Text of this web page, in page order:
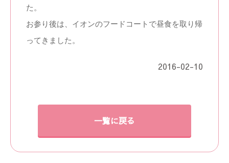
た。
お参り後は、イオンのフードコートで昼食を取り帰
ってきました。
2016-02-10
一覧に戻る